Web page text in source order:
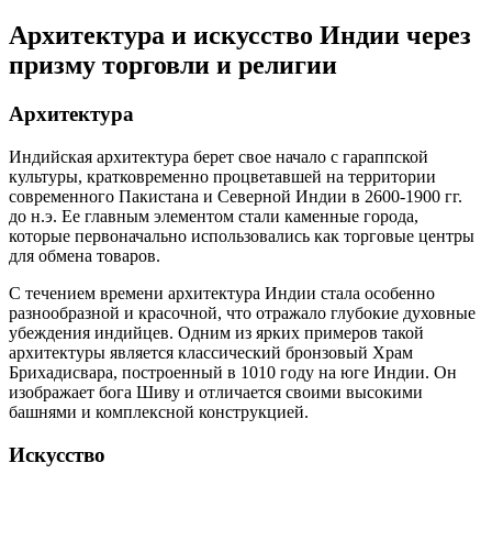
Архитектура и искусство Индии через
призму торговли и религии
Архитектура
Индийская архитектура берет свое начало с гараппской
культуры, кратковременно процветавшей на территории
современного Пакистана и Северной Индии в 2600-1900 гг.
до н.э. Ее главным элементом стали каменные города,
которые первоначально использовались как торговые центры
для обмена товаров.
С течением времени архитектура Индии стала особенно
разнообразной и красочной, что отражало глубокие духовные
убеждения индийцев. Одним из ярких примеров такой
архитектуры является классический бронзовый Храм
Брихадисвара, построенный в 1010 году на юге Индии. Он
изображает бога Шиву и отличается своими высокими
башнями и комплексной конструкцией.
Искусство